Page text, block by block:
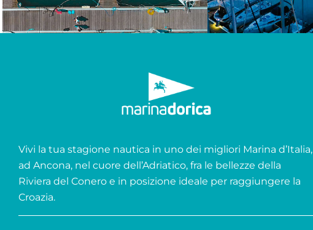
Vivi la tua stagione nautica in uno dei migliori Marina d’Italia,
ad Ancona, nel cuore dell’Adriatico, fra le bellezze della
Riviera del Conero e in posizione ideale per raggiungere la
Croazia.